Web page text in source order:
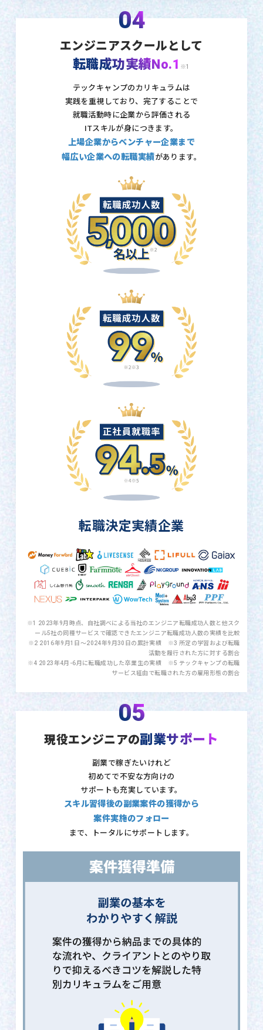
04
エンジニアスクールとして
転職成功実績No.1 ※1
テックキャンプのカリキュラムは
実践を重視しており、 完了することで
就職活動時に企業から評価される
ITスキルが身につきます。
上場企業からベンチャー企業まで
幅広い企業への転職実績があります。
転職決定実績企業
※1 2023年9月時点、自社調べによる当社のエンジニア転職成功人数と他スク
ール5社の同種サービスで確認できたエンジニア転職成功人数の実績を比較
※2 2016年9月1日〜2024年9月30日の累計実績 ※3 所定の学習および転職
活動を履行された方に対する割合
※4 2023年4月-6月に転職成功した卒業生の実績 ※5 テックキャンプの転職
サービス経由で転職された方の雇用形態の割合
05
現役エンジニアの副業サポート
副業で稼ぎたいけれど
初めてで不安な方向けの
サポートも充実しています。
スキル習得後の副業案件の獲得から
案件実施のフォロー
まで、トータルにサポートします。